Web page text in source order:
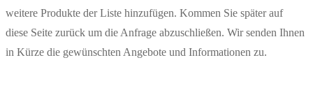
weitere Produkte der Liste hinzufügen. Kommen Sie später auf
diese Seite zurück um die Anfrage abzuschließen. Wir senden Ihnen
in Kürze die gewünschten Angebote und Informationen zu.